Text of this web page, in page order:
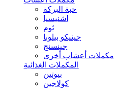
حبة البركة
اشنيسيا
ثوم
جينيكو بيلوبا
جينسنج
مكملات أعشاب أخرى
المكملات الغذائية
بيوتين
كولاجين